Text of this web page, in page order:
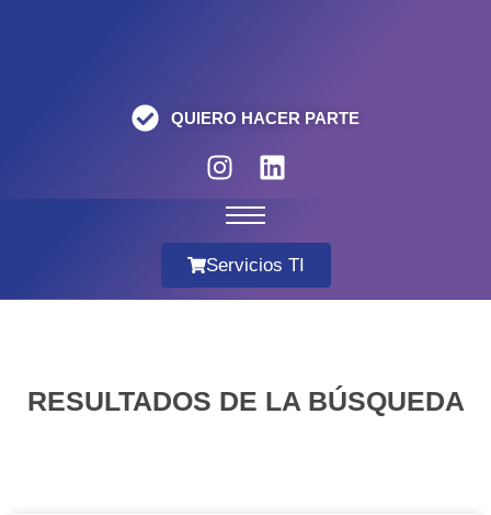
QUIERO HACER PARTE
Servicios TI
RESULTADOS DE LA BÚSQUEDA